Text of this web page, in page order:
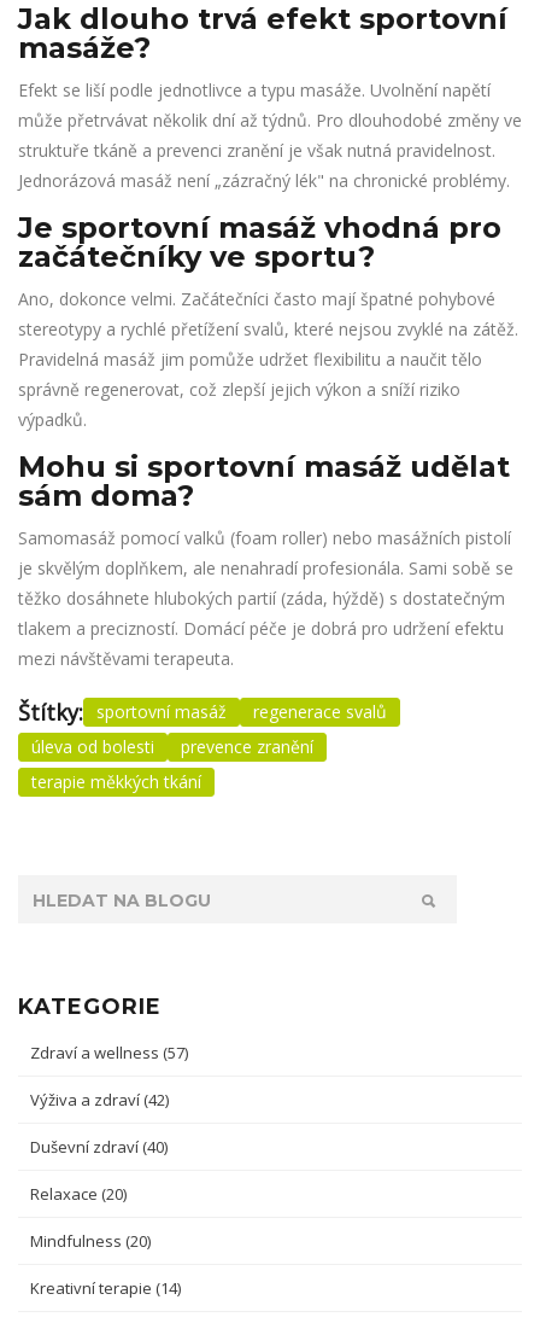
Jak dlouho trvá efekt sportovní
masáže?
Efekt se liší podle jednotlivce a typu masáže. Uvolnění napětí
může přetrvávat několik dní až týdnů. Pro dlouhodobé změny ve
struktuře tkáně a prevenci zranění je však nutná pravidelnost.
Jednorázová masáž není „zázračný lék" na chronické problémy.
Je sportovní masáž vhodná pro
začátečníky ve sportu?
Ano, dokonce velmi. Začátečníci často mají špatné pohybové
stereotypy a rychlé přetížení svalů, které nejsou zvyklé na zátěž.
Pravidelná masáž jim pomůže udržet flexibilitu a naučit tělo
správně regenerovat, což zlepší jejich výkon a sníží riziko
výpadků.
Mohu si sportovní masáž udělat
sám doma?
Samomasáž pomocí valků (foam roller) nebo masážních pistolí
je skvělým doplňkem, ale nenahradí profesionála. Sami sobě se
těžko dosáhnete hlubokých partií (záda, hýždě) s dostatečným
tlakem a precizností. Domácí péče je dobrá pro udržení efektu
mezi návštěvami terapeuta.
Štítky: sportovní masáž
regenerace svalů
úleva od bolesti
prevence zranění
terapie měkkých tkání
KATEGORIE
Zdraví a wellness (57)
Výživa a zdraví (42)
Duševní zdraví (40)
Relaxace (20)
Mindfulness (20)
Kreativní terapie (14)